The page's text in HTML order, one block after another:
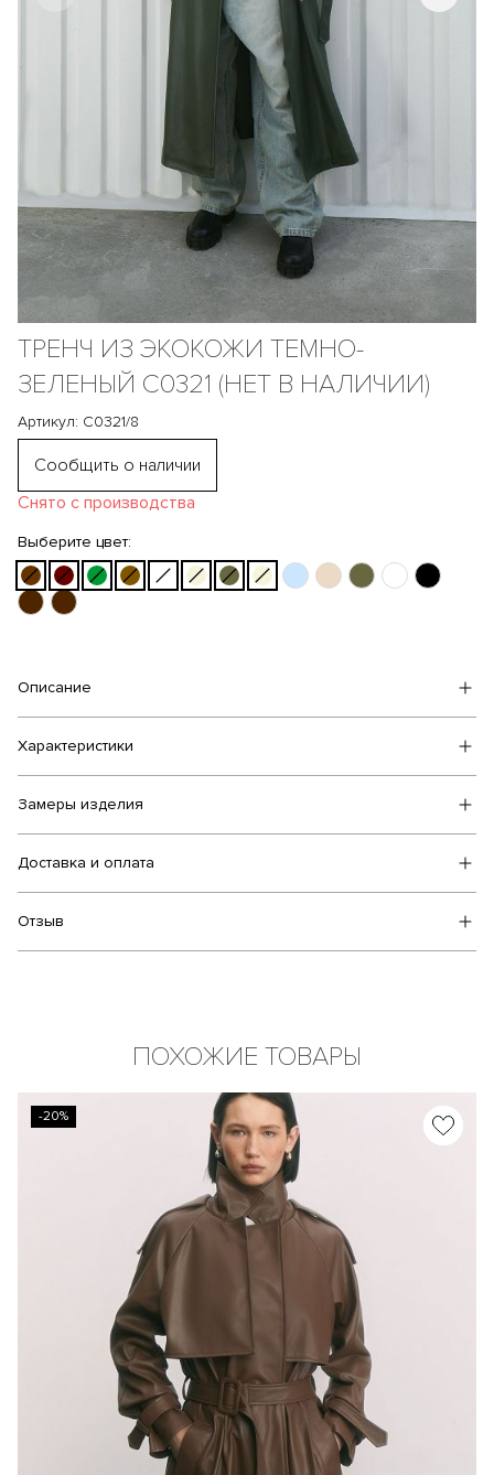
ТРЕНЧ ИЗ ЭКОКОЖИ ТЕМНО-
ЗЕЛЕНЫЙ С0321 (НЕТ В НАЛИЧИИ)
Артикул: С0321/8
Сообщить о наличии
Снято с производства
Выберите цвет:
Описание
Характеристики
Замеры изделия
Доставка и оплата
Отзыв
ПОХОЖИЕ ТОВАРЫ
-20%